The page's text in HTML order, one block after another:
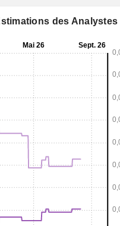
des Analystes